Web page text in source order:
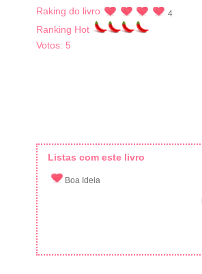
Raking do livro 4
Ranking Hot
Votos: 5
Listas com este livro
Boa Ideia